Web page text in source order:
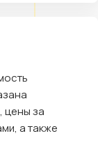
цены за
а также